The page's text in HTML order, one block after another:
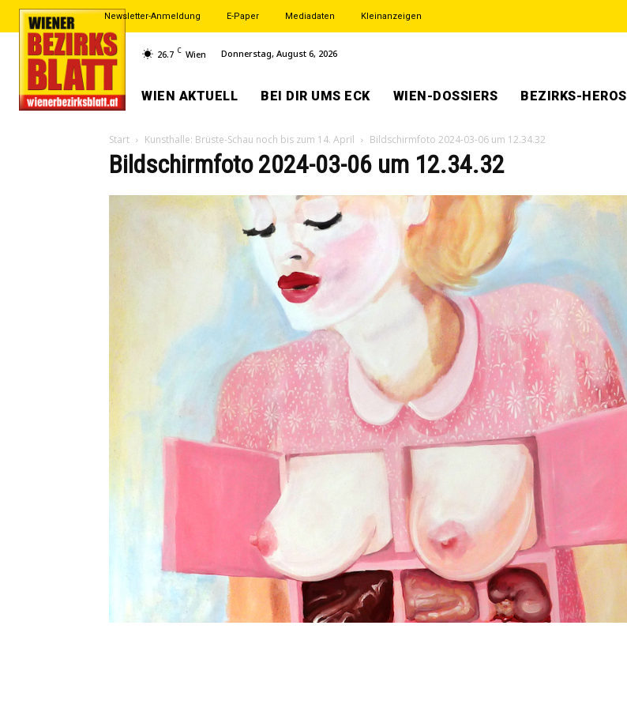
Newsletter-Anmeldung E-Paper Mediadaten Kleinanzeigen
26.7 C Wien Donnerstag, August 6, 2026
WIEN AKTUELL BEI DIR UMS ECK WIEN-DOSSIERS BEZIRKS-HEROS
Start Kunsthalle: Brüste-Schau noch bis zum 14. April Bildschirmfoto 2024-03-06 um 12.34.32
Bildschirmfoto 2024-03-06 um 12.34.32